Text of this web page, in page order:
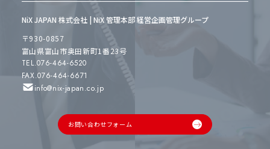
NiX JAPAN 株式会社 | NiX 管理本部 経営企画管理グループ
〒930-0857
富山県富山市奥田新町1番23号
TEL.076-464-6520
FAX.076-464-6671
info@nix-japan.co.jp
お問い合わせフォーム